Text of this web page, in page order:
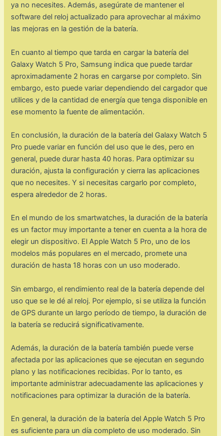
ya no necesites. Además, asegúrate de mantener el
software del reloj actualizado para aprovechar al máximo
las mejoras en la gestión de la batería.
En cuanto al tiempo que tarda en cargar la batería del
Galaxy Watch 5 Pro, Samsung indica que puede tardar
aproximadamente 2 horas en cargarse por completo. Sin
embargo, esto puede variar dependiendo del cargador que
utilices y de la cantidad de energía que tenga disponible en
ese momento la fuente de alimentación.
En conclusión, la duración de la batería del Galaxy Watch 5
Pro puede variar en función del uso que le des, pero en
general, puede durar hasta 40 horas. Para optimizar su
duración, ajusta la configuración y cierra las aplicaciones
que no necesites. Y si necesitas cargarlo por completo,
espera alrededor de 2 horas.
En el mundo de los smartwatches, la duración de la batería
es un factor muy importante a tener en cuenta a la hora de
elegir un dispositivo. El Apple Watch 5 Pro, uno de los
modelos más populares en el mercado, promete una
duración de hasta 18 horas con un uso moderado.
Sin embargo, el rendimiento real de la batería depende del
uso que se le dé al reloj. Por ejemplo, si se utiliza la función
de GPS durante un largo período de tiempo, la duración de
la batería se reducirá significativamente.
Además, la duración de la batería también puede verse
afectada por las aplicaciones que se ejecutan en segundo
plano y las notificaciones recibidas. Por lo tanto, es
importante administrar adecuadamente las aplicaciones y
notificaciones para optimizar la duración de la batería.
En general, la duración de la batería del Apple Watch 5 Pro
es suficiente para un día completo de uso moderado. Sin